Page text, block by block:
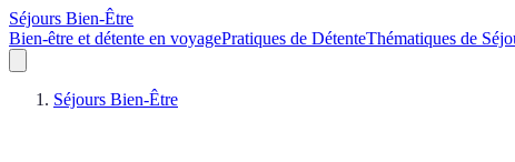
Séjours Bien-Être
Bien-être et détente en voyagePratiques de DétenteThématiques de
Séjours Bien-Être